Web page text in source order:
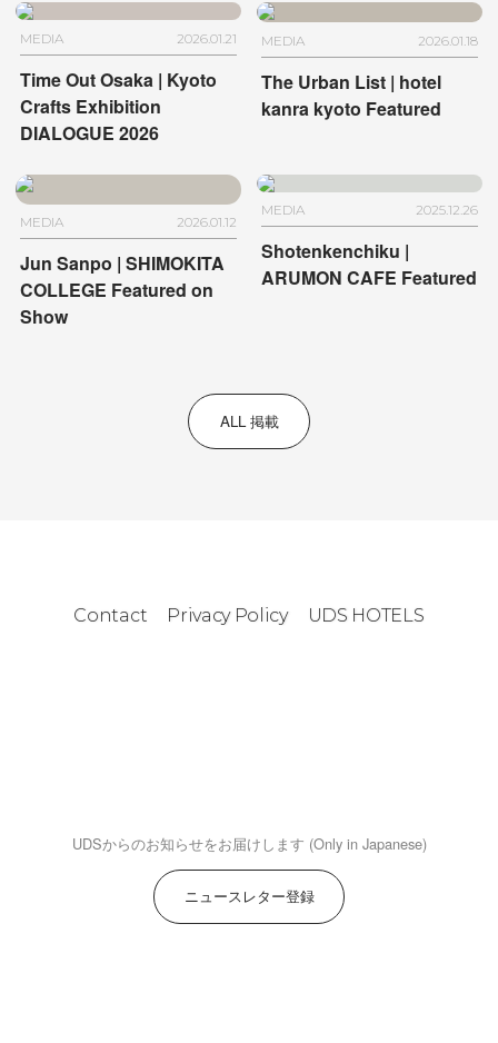
ANTEROOM KYOTO and
HOTEL ANTEROOM
NAHA
MEDIA 2026.01.21
Time Out Osaka | Kyoto
Crafts Exhibition
DIALOGUE 2026
MEDIA 2026.01.18
The Urban List | hotel
kanra kyoto Featured
MEDIA 2026.01.12
Jun Sanpo | SHIMOKITA
COLLEGE Featured on
Show
MEDIA 2025.12.26
Shotenkenchiku |
ARUMON CAFE Featured
ALL 掲載
Contact Privacy Policy UDS HOTELS
UDSからのお知らせをお届けします (Only in Japanese)
ニュースレター登録